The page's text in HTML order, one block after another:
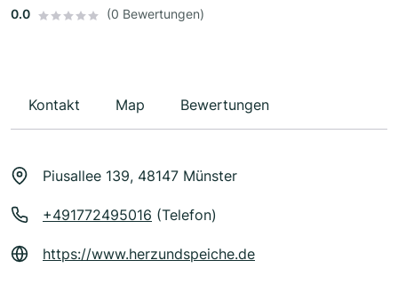
0.0 (0 Bewertungen)
Kontakt Map Bewertungen
Piusallee 139, 48147 Münster
+491772495016 (Telefon)
https://www.herzundspeiche.de